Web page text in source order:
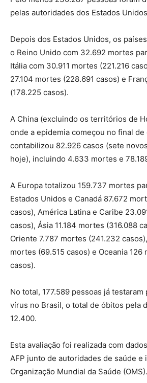
pelas autoridades dos Estados
Depois dos Estados Unidos, os
o Reino Unido com 32.692 mortes
Itália com 30.911 mortes (221.216
27.104 mortes (228.691 casos) e
(178.225 casos).
A China (excluindo os territórios de
onde a epidemia começou no final de
contabilizou 82.926 casos (sete
hoje), incluindo 4.633 mortes e
A Europa totalizou 159.737 mortes
Estados Unidos e Canadá 87.672
casos), América Latina e Caribe
casos), Ásia 11.184 mortes (316.088
Oriente 7.787 mortes (241.232
mortes (69.515 casos) e Oceania 126
casos).
No total, 177.589 pessoas já testaram
vírus no Brasil, o total de óbitos pela
12.400.
Esta avaliação foi realizada com
AFP junto de autoridades de saúde e
Organização Mundial da Saúde (OMS).